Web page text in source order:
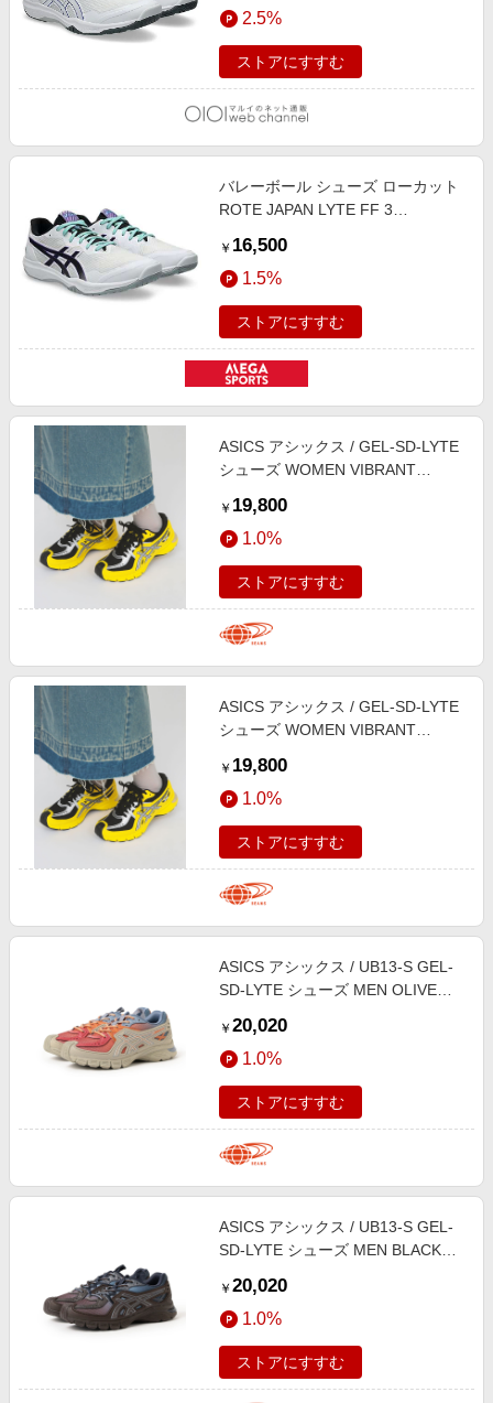
2.5%
ストアにすすむ
バレーボール シューズ ローカット
ROTE JAPAN LYTE FF 3
1053A054. 107
￥ 16,500
1.5%
ストアにすすむ
ASICS アシックス / GEL-SD-LYTE
シューズ WOMEN VIBRANT
￥ 19,800
1.0%
ストアにすすむ
ASICS アシックス / GEL-SD-LYTE
シューズ WOMEN VIBRANT
￥ 19,800
1.0%
ストアにすすむ
ASICS アシックス / UB13-S GEL-
SD-LYTE シューズ MEN OLIVE
￥ 20,020
1.0%
ストアにすすむ
ASICS アシックス / UB13-S GEL-
SD-LYTE シューズ MEN BLACK
￥ 20,020
1.0%
ストアにすすむ